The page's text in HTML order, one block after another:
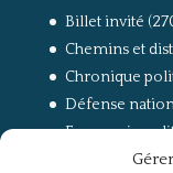
Billet invité
Chemins et
Chronique
Défense
Economie
(168)